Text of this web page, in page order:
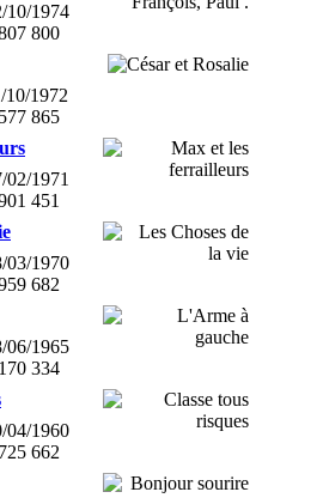
10/1974
800
10/1972
865
02/1971
451
03/1970
682
06/1965
334
04/1960
662